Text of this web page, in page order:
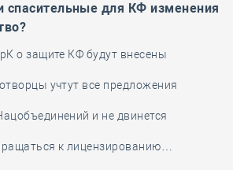
для КФ изменения
о защите КФ будут внесены
учтут все предложения
и не двинется
к лицензированию…